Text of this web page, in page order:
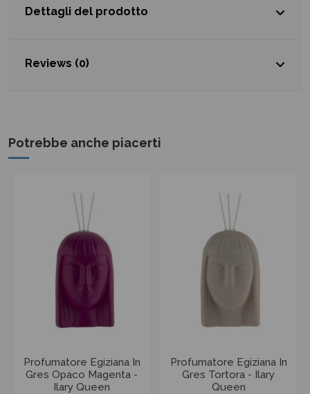
Dettagli del prodotto
Reviews (0)
Potrebbe anche piacerti
Profumatore Egiziana In
Gres Opaco Magenta -
Ilary Queen
Profumatore Egiziana In
Gres Tortora - Ilary
Queen